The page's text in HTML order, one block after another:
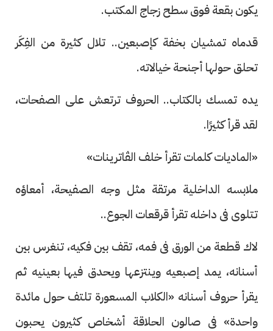
يكون بقعة فوق سطح زجاج المكتب.
قدماه تمشيان بخفة كإصبعين.. تلال كثيرة من الفِكَر
تحلق حولها أجنحة خيالاته.
يده تمسك بالكتاب.. الحروف ترتعش على الصفحات،
لقد قرأ كثيرًا.
«الماديات كلمات تقرأ خلف الڤاترينات»
ملابسه الداخلية مرتقة مثل وجه الصفيحة، أمعاؤه
تتلوى فى داخله تقرأ قرقعات الجوع..
لاك قطعة من الورق فى فمه، تقف بين فكيه، تنغرس بين
أسنانه، يمد إصبعيه وينتزعها ويحدق فيها بعينيه ثم
يقرأ حروف أسنانه «الكلاب المسعورة تلتف حول مائدة
واحدة» فى صالون الحلاقة أشخاص كثيرون يحبون